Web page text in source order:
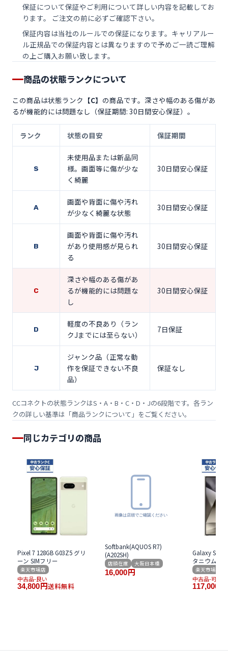
保証について保証やご利用について詳しい内容を記載してお
ります。 ご注文の前に必ずご確認下さい。
保証内容は当社のルールでの保証になります。キャリアルー
ル正規品での保証内容とは異なりますので予めご一読ご理解
の上ご購入お願い致します。
商品の状態ランクについて
この商品は状態ランク 【C】 の商品です。深さや幅のある傷があ
るが機能的には問題なし（保証期間: 30日間安心保証）。
ランク 状態の目安 保証期間
S
未使用品または新品同
様。画面等に傷が少な
く綺麗
30日間安心保証
A
画面や背面に傷や汚れ
が少なく綺麗な状態
30日間安心保証
B
画面や背面に傷や汚れ
があり使用感が見られ
る
30日間安心保証
C
深さや幅のある傷があ
るが機能的には問題な
し
30日間安心保証
D
軽度の不良あり（ラン
クJまでには至らない）
7日保証
J
ジャンク品（正常な動
作を保証できない不良
品）
保証なし
CCコネクトの状態ランクはS・A・B・C・D・Jの6段階です。各ラン
クの詳しい基準は「商品ランクについて 」をご覧ください。
同じカテゴリの商品
Pixel 7 128GB G03Z5 グリ
ーン SIMフリー
楽天市場店
中古品-良い
34,800 円送料無料
Softbank(AQUOS R7)
(A202SH)
店頭在庫 大阪日本橋
16,000 円
Galaxy S24
タニウム グ
楽天市場店
中古品-可
117,000